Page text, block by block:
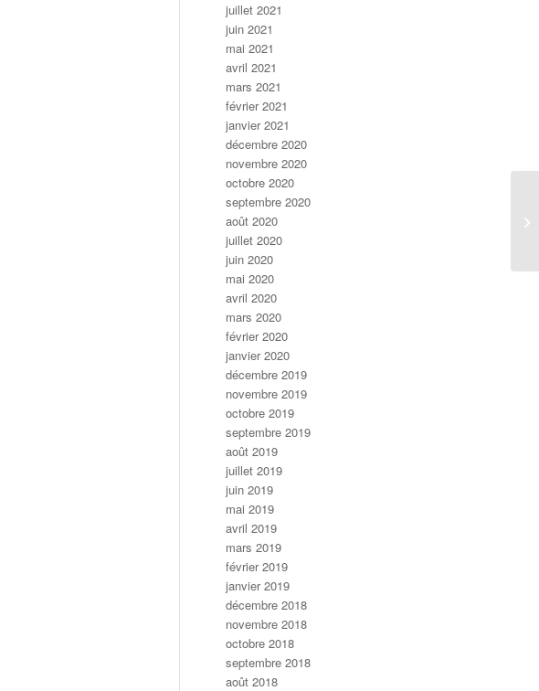
juillet 2021
juin 2021
mai 2021
avril 2021
mars 2021
février 2021
janvier 2021
décembre 2020
novembre 2020
octobre 2020
septembre 2020
août 2020
juillet 2020
juin 2020
mai 2020
avril 2020
mars 2020
février 2020
janvier 2020
décembre 2019
novembre 2019
octobre 2019
septembre 2019
août 2019
juillet 2019
juin 2019
mai 2019
avril 2019
mars 2019
février 2019
janvier 2019
décembre 2018
novembre 2018
octobre 2018
septembre 2018
août 2018